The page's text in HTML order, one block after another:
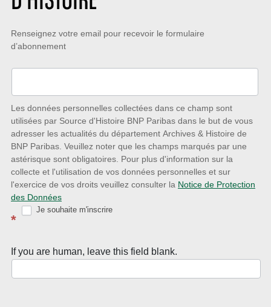
Restez
à
l’écoute
nouveautés
avec
la
Newsletter
Source
d’Histoire
Renseignez votre email pour recevoir le formulaire
d’abonnement
Les données personnelles collectées dans ce champ sont
utilisées par Source d'Histoire BNP Paribas dans le but de vous
adresser les actualités du département Archives & Histoire de
BNP Paribas. Veuillez noter que les champs marqués par une
astérisque sont obligatoires. Pour plus d'information sur la
collecte et l'utilisation de vos données personnelles et sur
l'exercice de vos droits veuillez consulter la Notice de Protection
des Données
*
Je souhaite m'inscrire
If you are human, leave this field blank.